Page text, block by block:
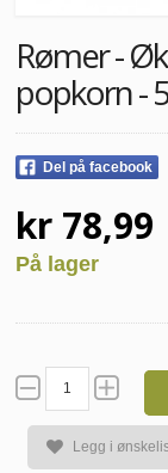
Rømer -
popkorn -
Del på facebook
kr 78,99
På lager
Legg i